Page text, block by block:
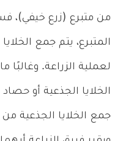
من متبرع (زرع خيفي)،
المتبرع، يتم جمع
لعملية الزراعة.
الخلايا الجذعية أو
جمع الخلايا الجذعية